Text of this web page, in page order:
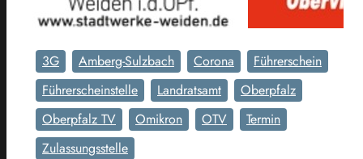
3G Amberg-Sulzbach Corona
Führerschein
Führerscheinstelle
Landratsamt
Oberpfalz
Oberpfalz TV
Omikron OTV
Termin
Zulassungsstelle